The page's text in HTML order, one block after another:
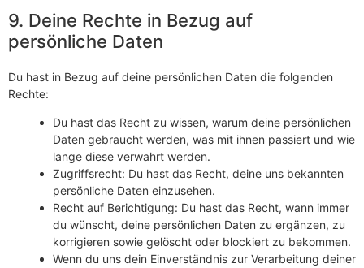
9. Deine Rechte in Bezug auf
persönliche Daten
Du hast in Bezug auf deine persönlichen Daten die folgenden
Rechte:
Du hast das Recht zu wissen, warum deine persönlichen
Daten gebraucht werden, was mit ihnen passiert und wie
lange diese verwahrt werden.
Zugriffsrecht: Du hast das Recht, deine uns bekannten
persönliche Daten einzusehen.
Recht auf Berichtigung: Du hast das Recht, wann immer
du wünscht, deine persönlichen Daten zu ergänzen, zu
korrigieren sowie gelöscht oder blockiert zu bekommen.
Wenn du uns dein Einverständnis zur Verarbeitung deiner